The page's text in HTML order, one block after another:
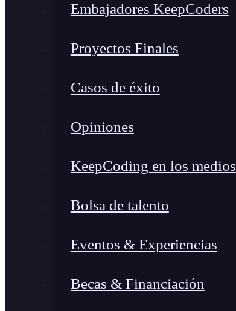
Embajadores KeepCoders
Proyectos Finales
Casos de éxito
Opiniones
KeepCoding en los medios
Bolsa de talento
Eventos & Experiencias
Becas & Financiación